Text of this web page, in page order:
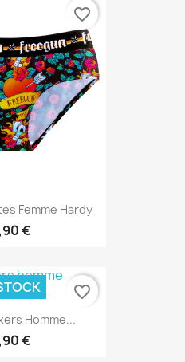
Femme Hardy
€
favorite_border
Homme...
€
favorite_border